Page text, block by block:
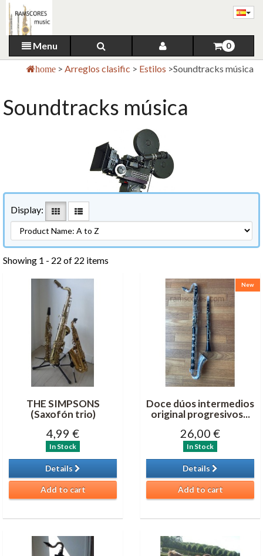
Menu 0
home > Arreglos clasific > Estilos >Soundtracks música
Soundtracks música
Display:
Showing 1 - 22 of 22 items
THE SIMPSONS
(Saxofón trio)
4,99 €
In Stock
Details
Add to cart
New
Doce dúos intermedios
original progresivos...
26,00 €
In Stock
Details
Add to cart